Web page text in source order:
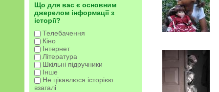
Що для вас є основним
джерелом інформації з
історії?
Телебачення
Кіно
Інтернет
Література
Шкільні підручники
Інше
Не цікавлюся історією
взагалі